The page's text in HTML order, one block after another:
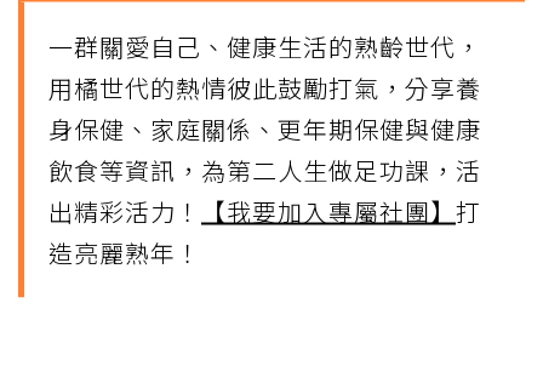
一群關愛自己、健康生活的熟齡世代，
用橘世代的熱情彼此鼓勵打氣，分享養
身保健、家庭關係、更年期保健與健康
飲食等資訊，為第二人生做足功課，活
出精彩活力！
【我要加入專屬社團】 打
造亮麗熟年！